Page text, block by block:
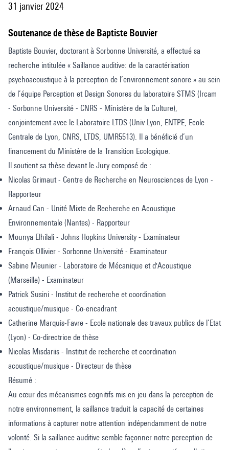
31 janvier 2024
Soutenance de thèse de Baptiste Bouvier
Baptiste Bouvier, doctorant à Sorbonne Université, a effectué sa
recherche intitulée « Saillance auditive: de la caractérisation
psychoacoustique à la perception de l’environnement sonore » au sein
de l’équipe Perception et Design Sonores du laboratoire STMS (Ircam
- Sorbonne Université - CNRS - Ministère de la Culture),
conjointement avec le Laboratoire LTDS (Univ Lyon, ENTPE, Ecole
Centrale de Lyon, CNRS, LTDS, UMR5513). Il a bénéficié d’un
financement du Ministère de la Transition Ecologique.
Il soutient sa thèse devant le Jury composé de :
Nicolas Grimaut - Centre de Recherche en Neurosciences de Lyon -
Rapporteur
Arnaud Can - Unité Mixte de Recherche en Acoustique
Environnementale (Nantes) - Rapporteur
Mounya Elhilali - Johns Hopkins University - Examinateur
François Ollivier - Sorbonne Université - Examinateur
Sabine Meunier - Laboratoire de Mécanique et d'Acoustique
(Marseille) - Examinateur
Patrick Susini - Institut de recherche et coordination
acoustique/musique - Co-encadrant
Catherine Marquis-Favre - Ecole nationale des travaux publics de l’Etat
(Lyon) - Co-directrice de thèse
Nicolas Misdariis - Institut de recherche et coordination
acoustique/musique - Directeur de thèse
Résumé :
Au cœur des mécanismes cognitifs mis en jeu dans la perception de
notre environnement, la saillance traduit la capacité de certaines
informations à capturer notre attention indépendamment de notre
volonté. Si la saillance auditive semble façonner notre perception de